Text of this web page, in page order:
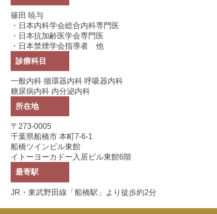
篠田 暁与
・日本内科学会総合内科専門医
・日本抗加齢医学会専門医
・日本禁煙学会指導者 他
診療科目
一般内科 循環器内科 呼吸器内科
糖尿病内科 内分泌内科
所在地
〒273-0005
千葉県船橋市 本町7-6-1
船橋ツインビル東館
イトーヨーカドー入居ビル東館6階
最寄駅
JR・東武野田線「船橋駅」より徒歩約2分